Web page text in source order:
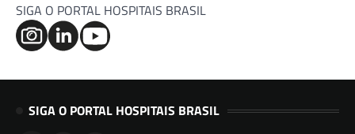
SIGA O PORTAL HOSPITAIS BRASIL
SIGA O PORTAL HOSPITAIS BRASIL